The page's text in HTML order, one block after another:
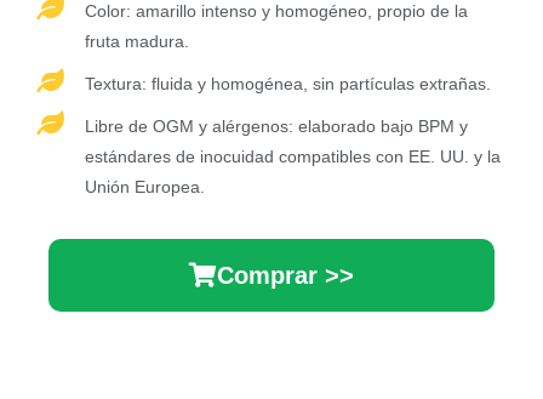
Color: amarillo intenso y homogéneo, propio de la
fruta madura.
Textura: fluida y homogénea, sin partículas extrañas.
Libre de OGM y alérgenos: elaborado bajo BPM y
estándares de inocuidad compatibles con EE. UU. y la
Unión Europea.
Comprar >>